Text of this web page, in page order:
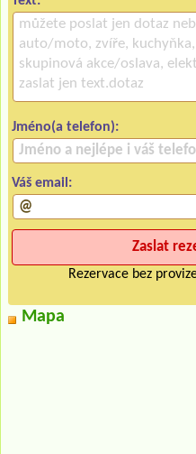
Jméno(a telefon):
Váš email:
Rezervace bez
Mapa